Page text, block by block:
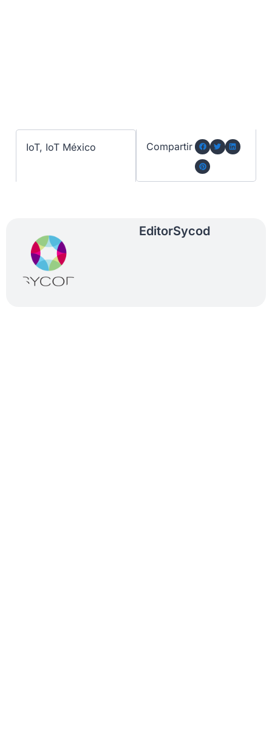
IoT, IoT México Compartir
EditorSycod